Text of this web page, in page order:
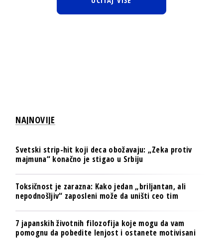
NAJNOVIJE
Svetski strip-hit koji deca obožavaju: „Zeka protiv
majmuna“ konačno je stigao u Srbiju
Toksičnost je zarazna: Kako jedan „briljantan, ali
nepodnošljiv“ zaposleni može da uništi ceo tim
7 japanskih životnih filozofija koje mogu da vam
pomognu da pobedite lenjost i ostanete motivisani